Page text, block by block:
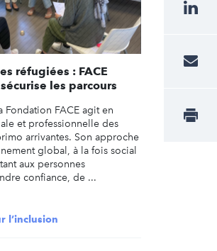
réfugiées : FACE
les parcours
Fondation FACE agit en
et professionnelle des
arrivantes. Son approche
global, à la fois social
aux personnes
confiance, de ...
l’inclusion